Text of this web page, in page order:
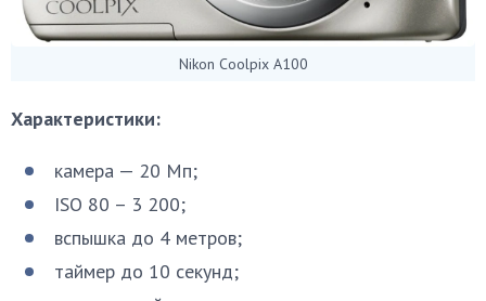
Nikon Coolpix A100
Характеристики:
камера — 20 Мп;
ISO 80 – 3 200;
вспышка до 4 метров;
таймер до 10 секунд;